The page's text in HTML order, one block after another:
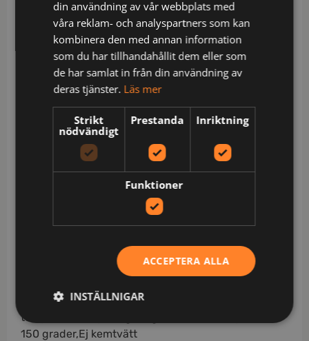
stoppas ned i framfickorna. Rymliga framfickor.
Bakfickor med förstärkt insida. Hammarhank. Extra
hällor för bältet på de största storlekarna.
Tumstocksficka med knivhållare. Benficka med
blixtlås, telefonfack, ID-kortshållare och extrafack.
Förböjda knän för optimal passform.
Knäskyddsfickor i slitstark polyamid med
reflexpasspoaler och två höjdnivåer för
knäskydden. Förstärkt benslut i polyamid som inte
absorberar fukt. Reflexpasspoal och dragsko i
Certifierad enligt EN 14404:2004+A1:2010 Typ 2
Nivå 1 tillsammans med Jobmans knäskydd 9943,
Material: 100% bomull
är inte tillåtet,Torktumla på låg
temperatur,Strykning. Högsta tillåtna temperatur
150 grader,Ej kemtvätt
din användning av vår webbplats med
våra reklam- och analyspartners som kan
kombinera den med annan information
som du har tillhandahållit dem eller som
de har samlat in från din användning av
deras tjänster. Läs mer
Strikt
nödvändigt
Prestanda Inriktning
Funktioner
ACCEPTERA ALLA
INSTÄLLNIGAR